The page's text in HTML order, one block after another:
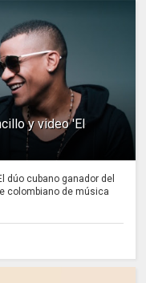
y video 'El
dúo cubano ganador del
colombiano de música